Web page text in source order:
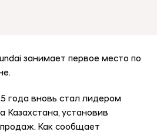
занимает первое место по
года вновь стал лидером
Казахстана, установив
Как сообщает